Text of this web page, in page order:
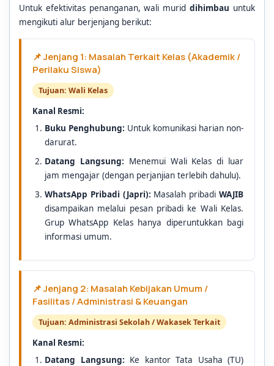
Untuk efektivitas penanganan, wali muriddihimbau untuk
mengikuti alur berjenjang berikut:
📌 Jenjang 1: Masalah Terkait Kelas (Akademik /
Perilaku Siswa)
Tujuan: Wali Kelas
Kanal Resmi:
Buku Penghubung: Untuk komunikasi harian non-
darurat.
Datang Langsung: Menemui Wali Kelas di luar
jam mengajar (dengan perjanjian terlebih dahulu).
WhatsApp Pribadi (Japri): Masalah pribadiWAJIB
disampaikan melalui pesan pribadi ke Wali Kelas.
Grup WhatsApp Kelas hanya diperuntukkan bagi
informasi umum.
📌 Jenjang 2: Masalah Kebijakan Umum /
Fasilitas / Administrasi & Keuangan
Tujuan: Administrasi Sekolah / Wakasek Terkait
Kanal Resmi:
Datang Langsung: Ke kantor Tata Usaha (TU)